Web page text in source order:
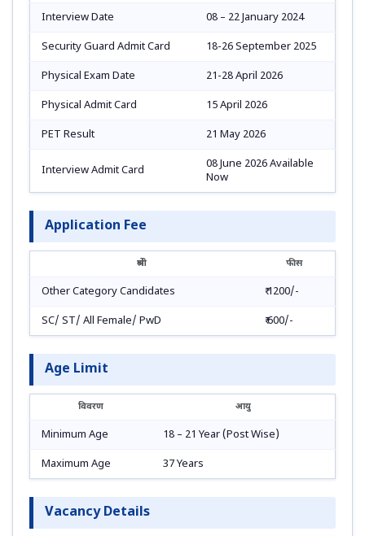
Interview Date 08 – 22 January 2024
Security Guard Admit Card 18-26 September 2025
Physical Exam Date 21-28 April 2026
Physical Admit Card 15 April 2026
PET Result 21 May 2026
Interview Admit Card
08 June 2026 Available
Now
Application Fee
श्रेणी फीस
Other Category Candidates ₹ 1200/-
SC/ ST/ All Female/ PwD ₹ 600/-
Age Limit
विवरण आयु
Minimum Age 18 – 21 Year (Post Wise)
Maximum Age 37 Years
Vacancy Details